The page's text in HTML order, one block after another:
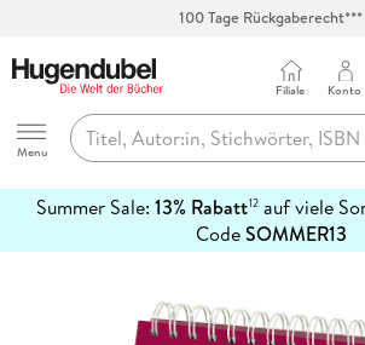
100 Tage Rückgaberecht***
Hugendubel
Menu
Filiale Konto
Summer Sale: 13% Rabatt12auf viele
CodeSOMMER13
erfahren